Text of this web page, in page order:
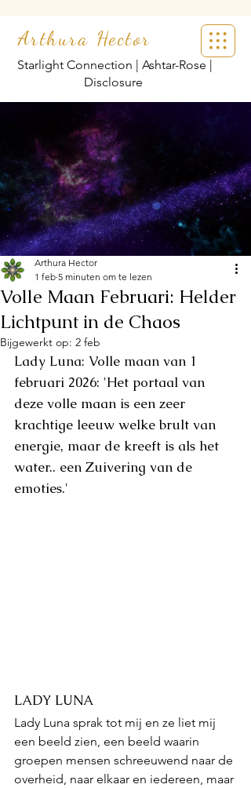
Arthura Hector
Starlight Connection | Ashtar-Rose |
Disclosure
Volle Maan Februari: Helder
Lichtpunt in de Chaos
Arthura Hector
1 feb 5 minuten om te lezen
Bijgewerkt op: 2 feb
Lady Luna: Volle maan van 1
februari 2026: 'Het portaal van
deze volle maan is een zeer
krachtige leeuw welke brult van
energie, maar de kreeft is als het
water.. een Zuivering van de
emoties.'
LADY LUNA
Lady Luna sprak tot mij en ze liet mij
een beeld zien, een beeld waarin
groepen mensen schreeuwend naar de
overheid, naar elkaar en iedereen, maar